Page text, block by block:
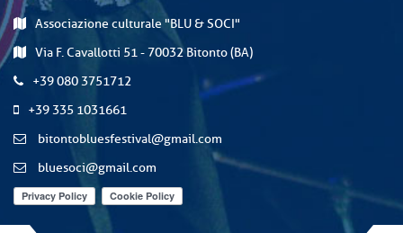
Associazione culturale "BLU & SOCI"
Via F. Cavallotti 51 - 70032 Bitonto (BA)
+39 080 3751712
+39 335 1031661
bitontobluesfestival@gmail.com
bluesoci@gmail.com